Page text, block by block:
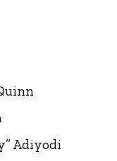
Adiyodi